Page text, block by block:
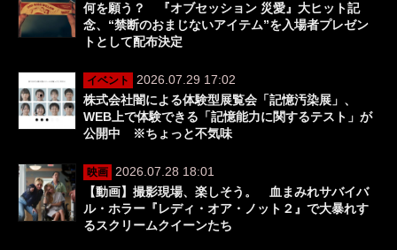
何を願う？ 『オブセッション 災愛』大ヒット記
念、“禁断のおまじないアイテム”を入場者プレゼン
トとして配布決定
イベント
2026.07.29 17:02
株式会社闇による体験型展覧会「記憶汚染展」、
WEB上で体験できる「記憶能力に関するテスト」が
公開中 ※ちょっと不気味
映画 2026.07.28 18:01
【動画】撮影現場、楽しそう。 血まみれサバイバ
ル・ホラー『レディ・オア・ノット２』で大暴れす
るスクリームクイーンたち